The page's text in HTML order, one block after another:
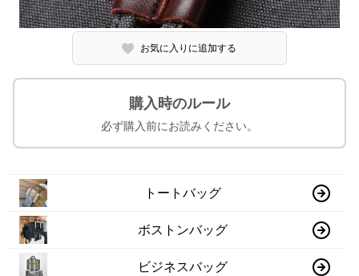
お気に入りに追加する
購入時のルール
必ず購入前にお読みください。
トートバッグ
ボストンバッグ
ビジネスバッグ